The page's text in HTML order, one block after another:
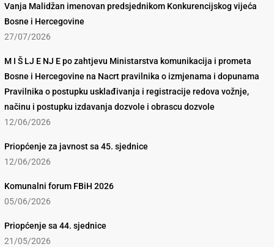
Vanja Malidžan imenovan predsjednikom Konkurencijskog vijeća
Bosne i Hercegovine
27/07/2026
M I Š LJ E NJ E po zahtjevu Ministarstva komunikacija i prometa
Bosne i Hercegovine na Nacrt pravilnika o izmjenama i dopunama
Pravilnika o postupku usklađivanja i registracije redova vožnje,
načinu i postupku izdavanja dozvole i obrascu dozvole
12/06/2026
Priopćenje za javnost sa 45. sjednice
12/06/2026
Komunalni forum FBiH 2026
05/06/2026
Priopćenje sa 44. sjednice
21/05/2026